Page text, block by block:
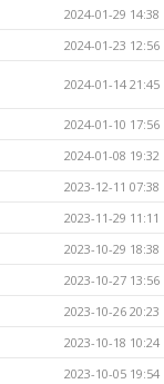
2024-01-29 14:38
2024-01-23 12:56
2024-01-14 21:45
2024-01-10 17:56
2024-01-08 19:32
2023-12-11 07:38
2023-11-29 11:11
2023-10-29 18:38
2023-10-27 13:56
2023-10-26 20:23
2023-10-18 10:24
2023-10-05 19:54